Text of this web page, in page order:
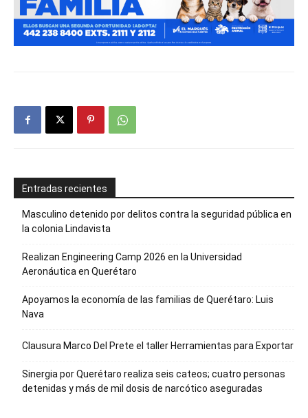
Entradas recientes
Masculino detenido por delitos contra la seguridad pública en
la colonia Lindavista
Realizan Engineering Camp 2026 en la Universidad
Aeronáutica en Querétaro
Apoyamos la economía de las familias de Querétaro: Luis
Nava
Clausura Marco Del Prete el taller Herramientas para Exportar
Sinergia por Querétaro realiza seis cateos; cuatro personas
detenidas y más de mil dosis de narcótico aseguradas